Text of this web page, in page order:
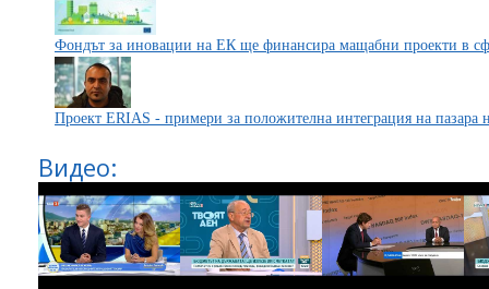
Фондът за иновации на ЕК ще финансира мащабни проекти в
Проект ERIAS - примери за положителна интеграция на пазара
Видео: